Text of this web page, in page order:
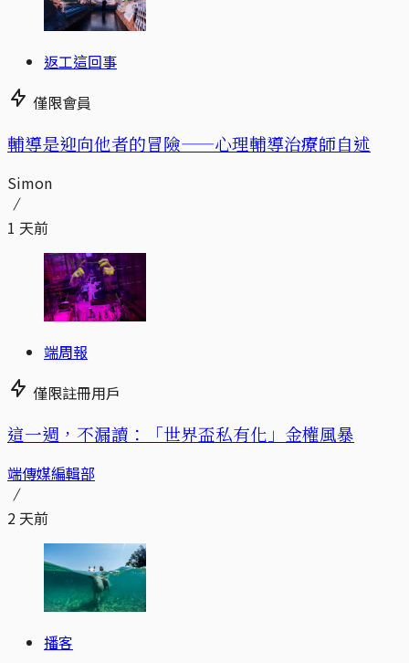
返工這回事
僅限會員
輔導是迎向他者的冒險——心理輔導治療師自述
Simon
1 天前
端周報
僅限註冊用戶
這一週，不漏讀：「世界盃私有化」金權風暴
端傳媒編輯部
2 天前
播客